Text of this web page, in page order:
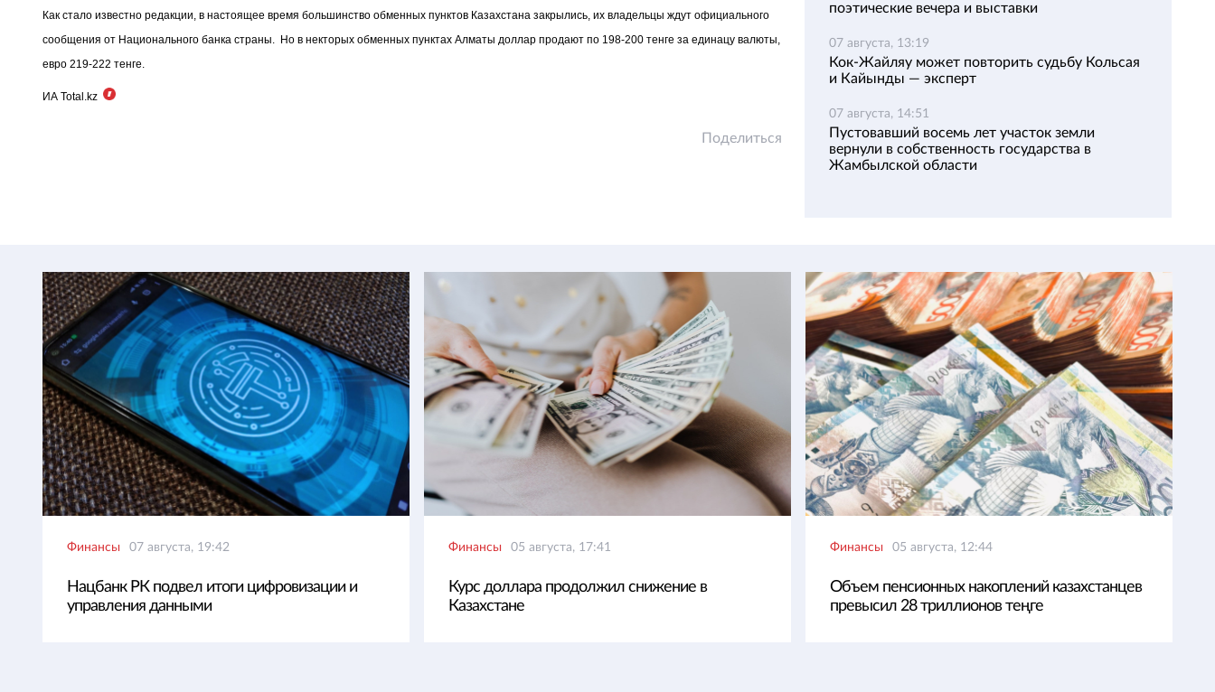
Как стало известно редакции, в настоящее время большинство обменных пунктов Казахстана закрылись, их владельцы ждут официального
сообщения от Национального банка страны. Но в некторых обменных пунктах Алматы доллар продают по 198-200 тенге за единацу валюты,
евро 219-222 тенге.
ИА Total.kz
Поделиться
поэтические вечера и выставки
07 августа, 13:19
Кок-Жайляу может повторить судьбу Кольсая
и Кайынды — эксперт
07 августа, 14:51
Пустовавший восемь лет участок земли
вернули в собственность государства в
Жамбылской области
Финансы 07 августа, 19:42
Нацбанк РК подвел итоги цифровизации и
управления данными
Финансы 05 августа, 17:41
Курс доллара продолжил снижение в
Казахстане
Финансы 05 августа, 12:44
Объем пенсионных накоплений казахстанцев
превысил 28 триллионов теңге